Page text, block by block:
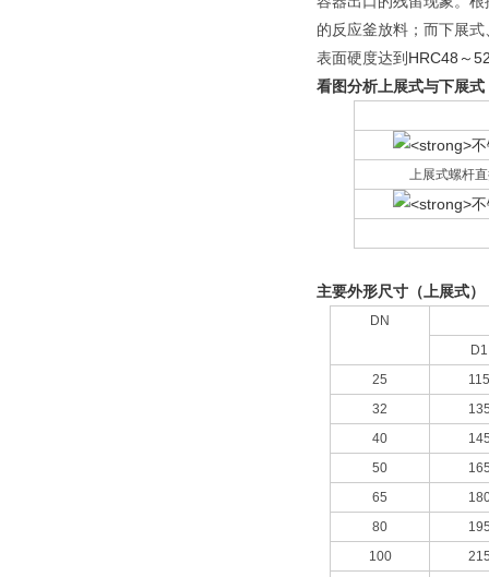
的反应釜放料；而下展
表面硬度达到 HRC48～
看图分析上展式与下展式
上展式螺杆
主要外形尺寸（上展式）
DN
D1
25
32
40
50
65
80
100